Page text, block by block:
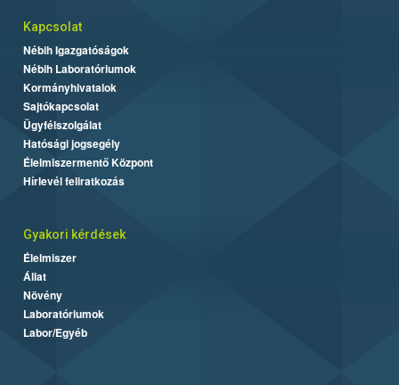
Kapcsolat
Nébih Igazgatóságok
Nébih Laboratóriumok
Kormányhivatalok
Sajtókapcsolat
Ügyfélszolgálat
Hatósági jogsegély
Élelmiszermentő Központ
Hírlevél feliratkozás
Gyakori kérdések
Élelmiszer
Állat
Növény
Laboratóriumok
Labor/Egyéb